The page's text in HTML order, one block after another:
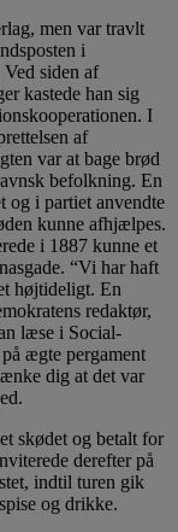
men var travlt
i
siden af
kastede han sig
I
af
var at bage brød
befolkning. En
og i partiet anvendte
kunne afhjælpes.
i 1887 kunne et
“Vi har haft
højtideligt. En
redaktør,
læse i Social-
ægte pergament
dig at det var
skødet og betalt for
derefter på
indtil turen gik
og drikke.